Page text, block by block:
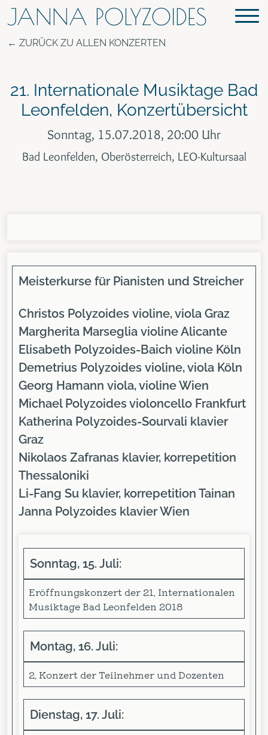
JANNA POLYZOIDES
ZURÜCK ZU ALLEN KONZERTEN
21. Internationale Musiktage Bad
Leonfelden, Konzertübersicht
Sonntag, 15.07.2018, 20:00 Uhr
Bad Leonfelden, Oberösterreich, LEO-Kultursaal
Meisterkurse für Pianisten und Streicher
Christos Polyzoides violine, viola Graz
Margherita Marseglia violine Alicante
Elisabeth Polyzoides-Baich violine Köln
Demetrius Polyzoides violine, viola Köln
Georg Hamann viola, violine Wien
Michael Polyzoidesvioloncello Frankfurt
Katherina Polyzoides-Sourvali klavier
Graz
Nikolaos Zafranas klavier, korrepetition
Thessaloniki
Li-Fang Su klavier, korrepetition Tainan
Janna Polyzoides klavier Wien
Sonntag, 15. Juli:
Eröffnungskonzert der 21. Internationalen
Musiktage Bad Leonfelden 2018
Montag, 16. Juli:
2. Konzert der Teilnehmer und Dozenten
Dienstag, 17. Juli: